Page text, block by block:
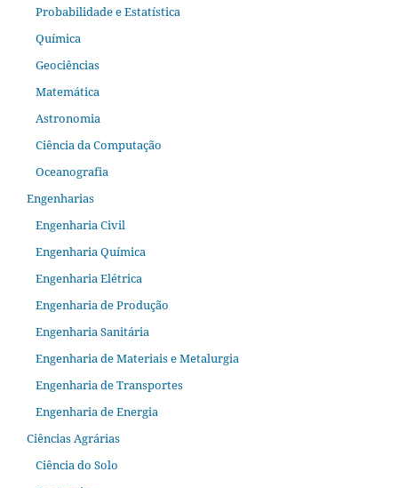
Probabilidade e Estatística
Química
Geociências
Matemática
Astronomia
Ciência da Computação
Oceanografia
Engenharias
Engenharia Civil
Engenharia Química
Engenharia Elétrica
Engenharia de Produção
Engenharia Sanitária
Engenharia de Materiais e Metalurgia
Engenharia de Transportes
Engenharia de Energia
Ciências Agrárias
Ciência do Solo